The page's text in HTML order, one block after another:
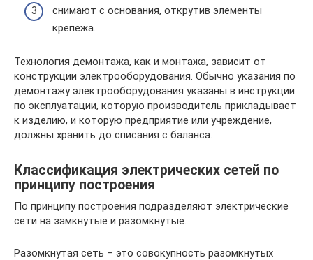
снимают с основания, открутив элементы
крепежа.
Технология демонтажа, как и монтажа, зависит от
конструкции электрооборудования. Обычно указания по
демонтажу электрооборудования указаны в инструкции
по эксплуатации, которую производитель прикладывает
к изделию, и которую предприятие или учреждение,
должны хранить до списания с баланса.
Классификация электрических сетей по
принципу построения
По принципу построения подразделяют электрические
сети на замкнутые и разомкнутые.
Разомкнутая сеть – это совокупность разомкнутых